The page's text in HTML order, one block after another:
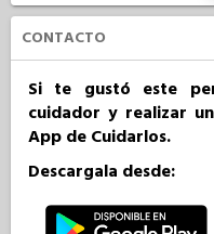
CONTACTO
Si te gustó este
cuidador y realizar
App de Cuidarlos.
Descargala desde: